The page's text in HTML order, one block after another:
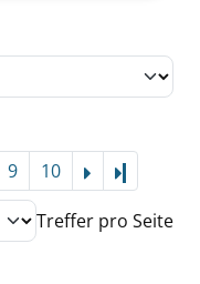
9 10
Treffer pro Seite